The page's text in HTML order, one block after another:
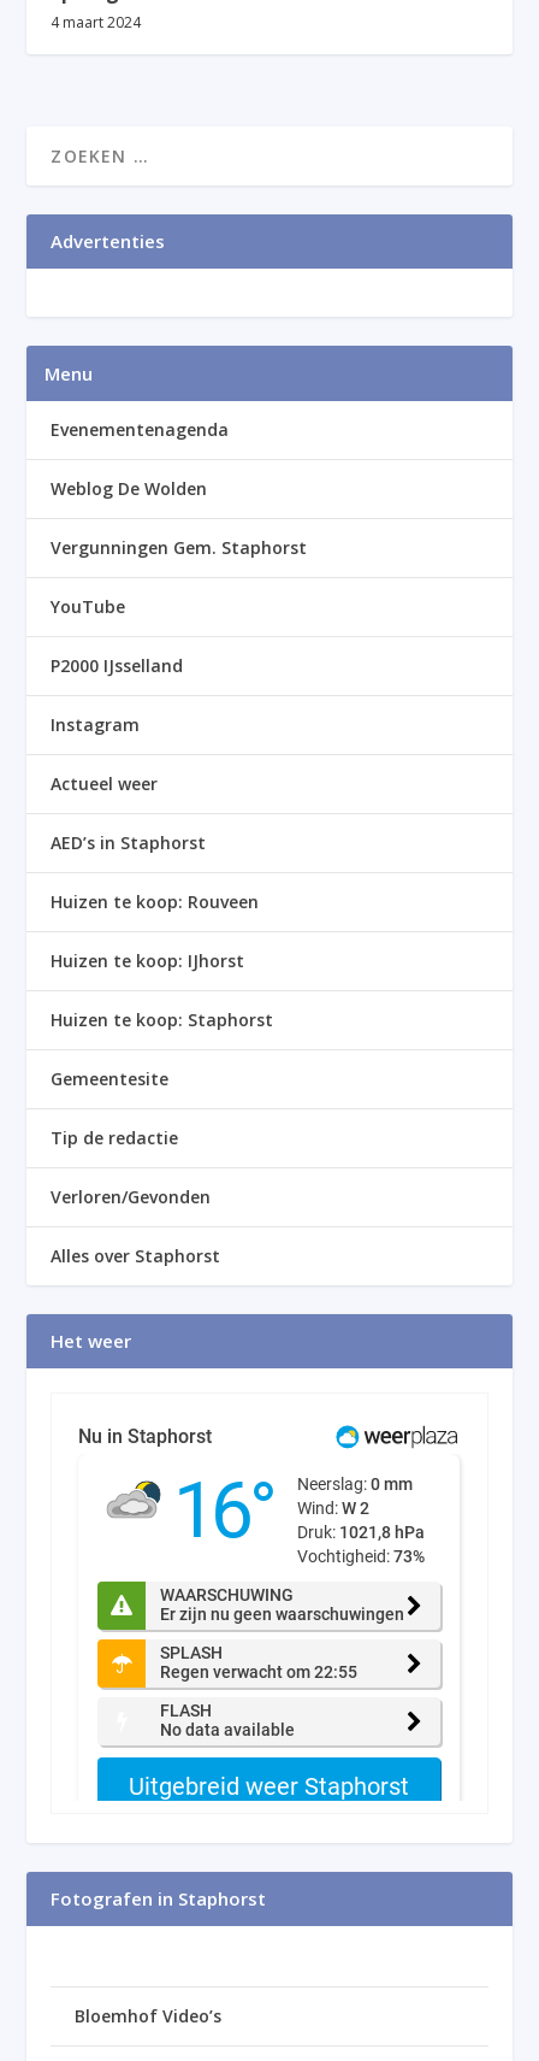
4 maart 2024
Advertenties
Menu
Evenementenagenda
Weblog De Wolden
Vergunningen Gem. Staphorst
YouTube
P2000 IJsselland
Instagram
Actueel weer
AED’s in Staphorst
Huizen te koop: Rouveen
Huizen te koop: IJhorst
Huizen te koop: Staphorst
Gemeentesite
Tip de redactie
Verloren/Gevonden
Alles over Staphorst
Het weer
Fotografen in Staphorst
Bloemhof Video’s